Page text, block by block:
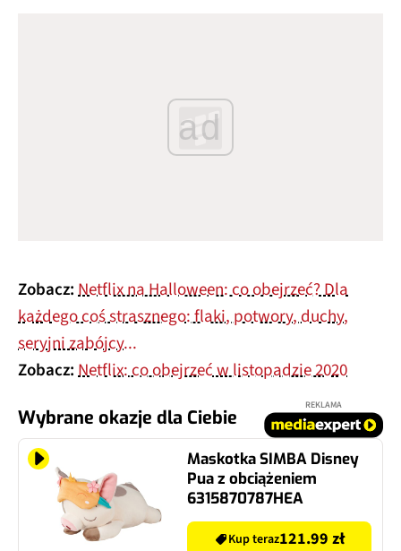
ad
Zobacz:Netflix na Halloween: co obejrzeć? Dla
każdego coś strasznego: flaki, potwory, duchy,
seryjni zabójcy...
Zobacz:Netflix: co obejrzeć w listopadzie 2020
Wybrane okazje dla Ciebie
REKLAMA
Maskotka SIMBA Disney
Pua z obciążeniem
6315870787HEA
Kup teraz121.99 zł